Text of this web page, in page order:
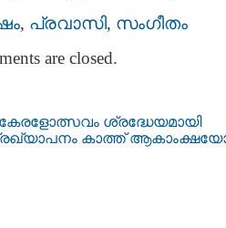
, പ്രവാസി, സംഗീതം
are closed.
ശ്രദ്ധേയമായി
കാത്ത്